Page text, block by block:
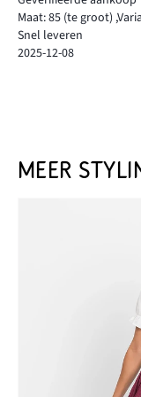
Maat: 85 (te groot) ,
Snel leveren
2025-12-08
MEER